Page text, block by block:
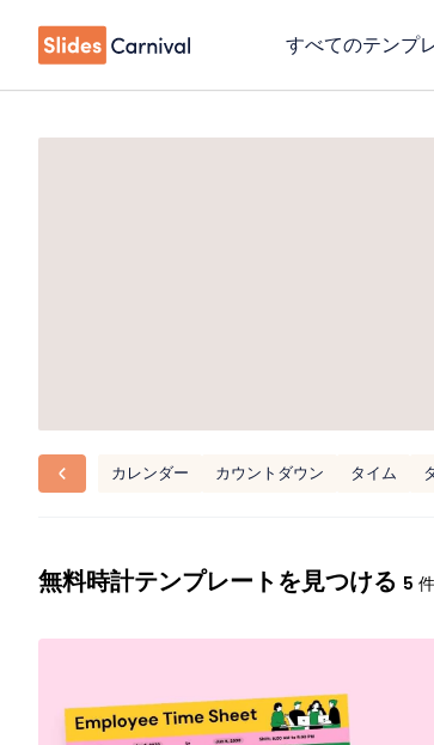
すべてのテンプ
カレンダー カウントダウン タイム
無料時計テンプレートを見つける 5